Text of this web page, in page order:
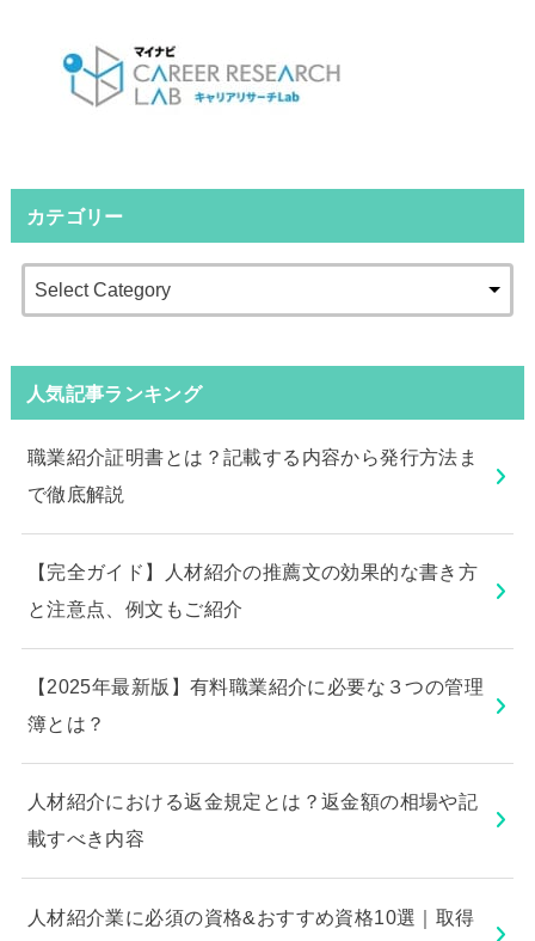
カテゴリー
人気記事ランキング
職業紹介証明書とは？記載する内容から発行方法ま
で徹底解説
【完全ガイド】人材紹介の推薦文の効果的な書き方
と注意点、例文もご紹介
【2025年最新版】有料職業紹介に必要な３つの管理
簿とは？
人材紹介における返金規定とは？返金額の相場や記
載すべき内容
人材紹介業に必須の資格&おすすめ資格10選｜取得